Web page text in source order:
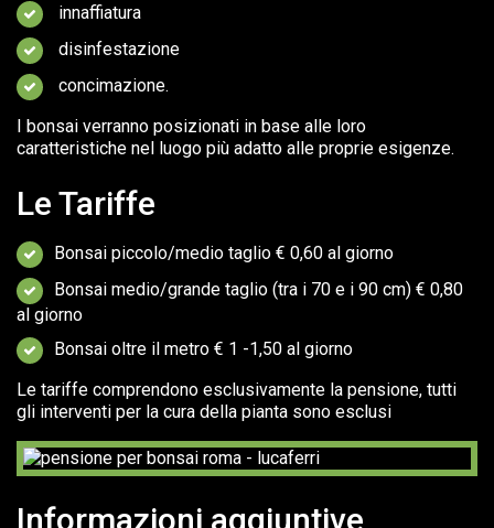
innaffiatura
disinfestazione
concimazione.
I bonsai verranno posizionati in base alle loro
caratteristiche nel luogo più adatto alle proprie esigenze.
Le Tariffe
Bonsai piccolo/medio taglio € 0,60 al giorno
Bonsai medio/grande taglio (tra i 70 e i 90 cm) € 0,80
al giorno
Bonsai oltre il metro € 1 -1,50 al giorno
Le tariffe comprendono esclusivamente la pensione, tutti
gli interventi per la cura della pianta sono esclusi
Informazioni aggiuntive